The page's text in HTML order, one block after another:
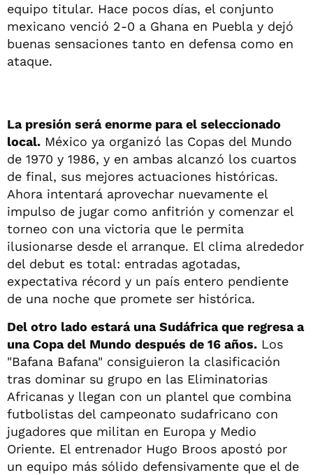
equipo titular. Hace pocos días, el conjunto
mexicano venció 2-0 a Ghana en Puebla y dejó
buenas sensaciones tanto en defensa como en
ataque.
La presión será enorme para el seleccionado
local. México ya organizó las Copas del Mundo
de 1970 y 1986, y en ambas alcanzó los cuartos
de final, sus mejores actuaciones históricas.
Ahora intentará aprovechar nuevamente el
impulso de jugar como anfitrión y comenzar el
torneo con una victoria que le permita
ilusionarse desde el arranque. El clima alrededor
del debut es total: entradas agotadas,
expectativa récord y un país entero pendiente
de una noche que promete ser histórica.
Del otro lado estará una Sudáfrica que regresa a
una Copa del Mundo después de 16 años. Los
"Bafana Bafana" consiguieron la clasificación
tras dominar su grupo en las Eliminatorias
Africanas y llegan con un plantel que combina
futbolistas del campeonato sudafricano con
jugadores que militan en Europa y Medio
Oriente. El entrenador Hugo Broos apostó por
un equipo más sólido defensivamente que el de